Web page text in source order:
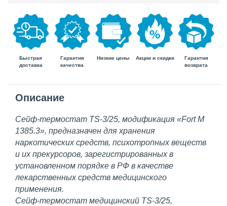
Быстрая
доставка
Гарантия
качества
Низкие цены Акции и скидки
Гарантия
возврата
Описание
Сейф-термостат TS-3/25, модификация «Fort М
1385.3», предназначен для хранения
наркотических средств, психотропных веществ
и их прекурсоров, зарегистрированных в
установленном порядке в РФ в качестве
лекарственных средств медицинского
применения.
Сейф-термостат медицинский TS-3/25,